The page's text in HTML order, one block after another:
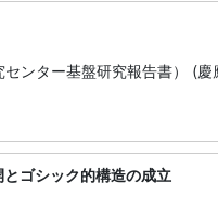
ター基盤研究報告書） (慶
ゴシック的構造の成立